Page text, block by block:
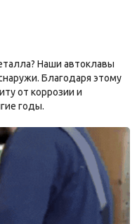
Наши автоклавы
Благодаря этому
от коррозии и
годы.